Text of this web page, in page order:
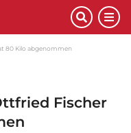
80 Kilo abgenommen
Fischer